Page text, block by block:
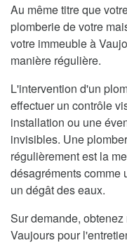
Au même titre que
plomberie de votre
votre immeuble à
manière régulière.
L'intervention d'un
effectuer un contrôle
installation ou une
invisibles. Une
régulièrement est la
désagréments comme
un dégât des eaux.
Sur demande,
Vaujours pour